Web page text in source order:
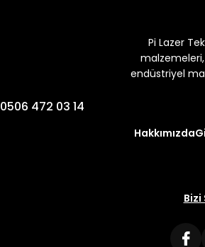
0506 472 03 14
Pi Lazer
endüstriyel
Hakkımızda